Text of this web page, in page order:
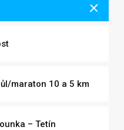
maraton 10 a 5 km
– Tetín